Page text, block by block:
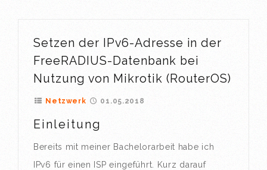
Setzen der IPv6-Adresse in der
FreeRADIUS-Datenbank bei
Nutzung von Mikrotik (RouterOS)
Netzwerk 01.05.2018
Einleitung
Bereits mit meiner Bachelorarbeit habe ich
IPv6 für einen ISP eingeführt. Kurz darauf